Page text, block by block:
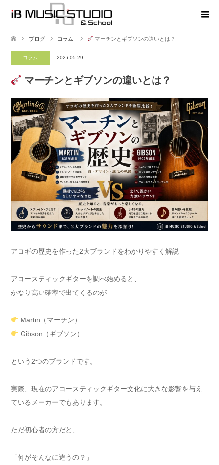
ブログ コラム マーチンとギブソンの違いとは？
コラム 2026.05.29
マーチンとギブソンの違いとは？
アコギの歴史を作った2大ブランドをわかりやすく解説
アコースティックギターを調べ始めると、
かなり高い確率で出てくるのが
Martin（マーチン）
Gibson（ギブソン）
という2つのブランドです。
実際、現在のアコースティックギター文化に大きな影響を与え
ているメーカーでもあります。
ただ初心者の方だと、
「何がそんなに違うの？」